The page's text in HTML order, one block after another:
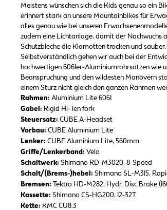
Meistens wünschen sich die Kids genau so ein
erinnert stark an unsere Mountainbikes für
alles genau wie bei unseren
zudem eine Lichtanlage, damit der Nachwuchs
Schutzbleche die Klamotten trocken und
Selbstverständlich gehen wir auch bei der
hochwertigen 6061er-Aluminiumrohrsätzen wie
Beanspruchung und den wildesten Manövern
einem Sturz nicht gleich den ganzen Rahmen
Rahmen: Aluminium Lite 6061
Gabel: Rigid Hi-Ten fork
Steuersatz: CUBE A-Headset
Vorbau: CUBE Aluminium Lite
Lenker: CUBE Aluminium Lite, 560mm
Griffe/Lenkerband: Velo
Schaltwerk: Shimano RD-M3020, 8-Speed
Schalt/(Brems-)hebel: Shimano SL-M315,
Bremsen: Tektro HD-M282, Hydr. Disc Brake
Kassette: Shimano CS-HG200, 12-32T
Kette: KMC CU8.3